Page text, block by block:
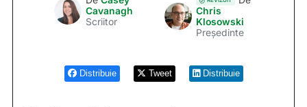
Cavanagh
Scriitor
Chris
Klosowski
Președinte
Distribuie Tweet Distribuie